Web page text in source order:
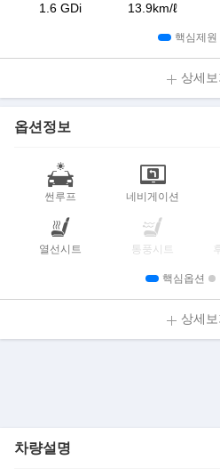
1.6 GDi 13.9km/ℓ
핵심제원
상세보
옵션정보
썬루프 네비게이션
열선시트 통풍시트
핵심옵션
상세보
차량설명